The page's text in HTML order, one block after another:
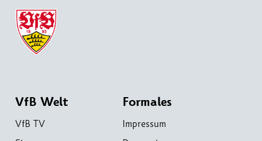
VfB Welt
VfB TV
Formales
Impressum